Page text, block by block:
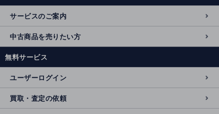
サービスのご案内
中古商品を売りたい方
無料サービス
ユーザーログイン
買取・査定の依頼